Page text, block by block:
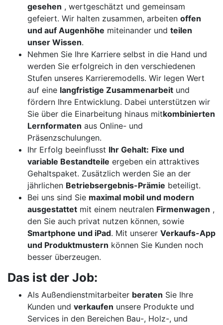
gesehen , wertgeschätzt und gemeinsam
gefeiert. Wir halten zusammen, arbeiten offen
und auf Augenhöhe miteinander und teilen
unser Wissen.
Nehmen Sie Ihre Karriere selbst in die Hand und
werden Sie erfolgreich in den verschiedenen
Stufen unseres Karrieremodells. Wir legen Wert
auf eine langfristige Zusammenarbeit und
fördern Ihre Entwicklung. Dabei unterstützen wir
Sie über die Einarbeitung hinaus mitkombinierten
Lernformaten aus Online- und
Präsenzschulungen.
Ihr Erfolg beeinflusst Ihr Gehalt: Fixe und
variable Bestandteile ergeben ein attraktives
Gehaltspaket. Zusätzlich werden Sie an der
jährlichen Betriebsergebnis-Prämie beteiligt.
Bei uns sind Sie maximal mobil und modern
ausgestattet mit einem neutralen Firmenwagen ,
den Sie auch privat nutzen können, sowie
Smartphone und iPad. Mit unserer Verkaufs-App
und Produktmustern können Sie Kunden noch
besser überzeugen.
Das ist der Job:
Als Außendienstmitarbeiter beraten Sie Ihre
Kunden und verkaufen unsere Produkte und
Services in den Bereichen Bau-, Holz-, und